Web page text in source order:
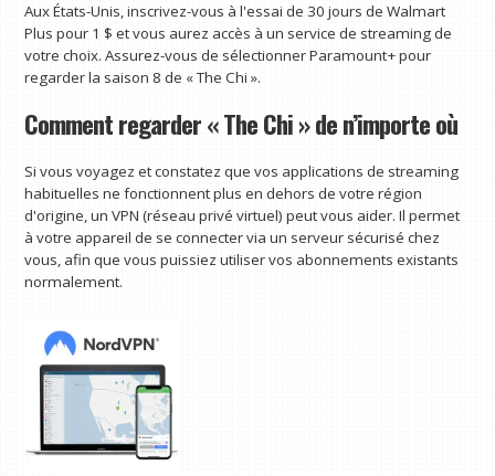
Aux États-Unis, inscrivez-vous à l'essai de 30 jours de Walmart
Plus pour 1 $ et vous aurez accès à un service de streaming de
votre choix. Assurez-vous de sélectionner Paramount+ pour
regarder la saison 8 de « The Chi ».
Comment regarder « The Chi » de n’importe où
Si vous voyagez et constatez que vos applications de streaming
habituelles ne fonctionnent plus en dehors de votre région
d'origine, un VPN (réseau privé virtuel) peut vous aider. Il permet
à votre appareil de se connecter via un serveur sécurisé chez
vous, afin que vous puissiez utiliser vos abonnements existants
normalement.